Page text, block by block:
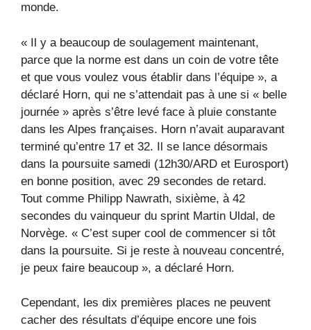
monde.
« Il y a beaucoup de soulagement maintenant,
parce que la norme est dans un coin de votre tête
et que vous voulez vous établir dans l’équipe », a
déclaré Horn, qui ne s’attendait pas à une si « belle
journée » après s’être levé face à pluie constante
dans les Alpes françaises. Horn n’avait auparavant
terminé qu’entre 17 et 32. Il se lance désormais
dans la poursuite samedi (12h30/ARD et Eurosport)
en bonne position, avec 29 secondes de retard.
Tout comme Philipp Nawrath, sixième, à 42
secondes du vainqueur du sprint Martin Uldal, de
Norvège. « C’est super cool de commencer si tôt
dans la poursuite. Si je reste à nouveau concentré,
je peux faire beaucoup », a déclaré Horn.
Cependant, les dix premières places ne peuvent
cacher des résultats d’équipe encore une fois